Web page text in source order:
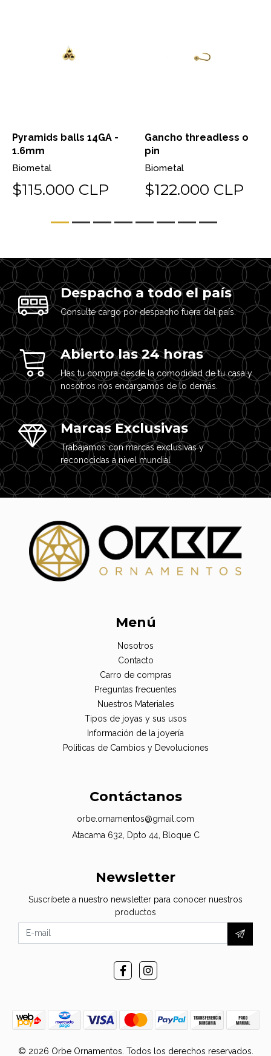
Pyramids balls 14GA -
1.6mm
Biometal
$115.000 CLP
Gancho threadless o
pin
Biometal
$122.000 CLP
Despacho a todo el país
Consulte cargo por despacho fuera del país.
Abierto las 24 horas
Has tu compra desde la comodidad de tu casa y
nosotros nos encargamos de lo demás.
Marcas Exclusivas
Trabajamos con marcas exclusivas y
reconocidas a nivel mundial
Menú
Nosotros
Contacto
Carro de compras
Preguntas frecuentes
Nuestros Materiales
Tipos de joyas y sus usos
Información de la joyería
Politicas de Cambios y Devoluciones
Contáctanos
orbe.ornamentos@gmail.com
Atacama 632, Dpto 44, Bloque C
Newsletter
Suscribete a nuestro newsletter para conocer nuestros
productos
© 2026 Orbe Ornamentos. Todos los derechos reservados.